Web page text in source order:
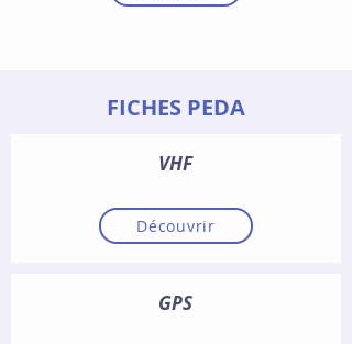
FICHES PEDA
VHF
Découvrir
GPS